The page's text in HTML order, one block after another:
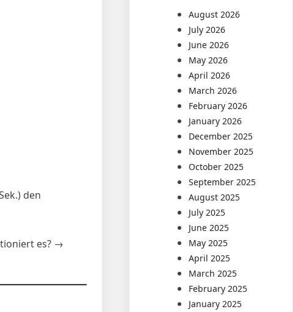
den
es? →
August 2026
July 2026
June 2026
May 2026
April 2026
March 2026
February 2026
January 2026
December 2025
November 2025
October 2025
September 2025
August 2025
July 2025
June 2025
May 2025
April 2025
March 2025
February 2025
January 2025